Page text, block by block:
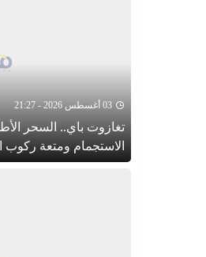
03 أغسطس 2026 - 21:27
تغازوت باي.. السحر
الاستجمام ومتعة ركوب